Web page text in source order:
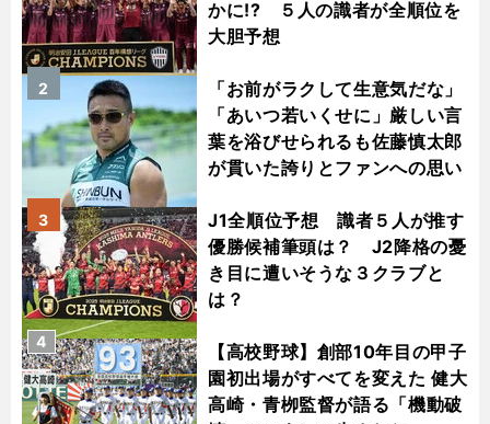
かに!? ５人の識者が全順位を
大胆予想
「お前がラクして生意気だな」
「あいつ若いくせに」厳しい言
葉を浴びせられるも佐藤慎太郎
が貫いた誇りとファンへの思い
2
J1全順位予想 識者５人が推す
優勝候補筆頭は？ J2降格の憂
き目に遭いそうな３クラブと
は？
3
【高校野球】創部10年目の甲子
園初出場がすべてを変えた 健大
高崎・青栁監督が語る「機動破
4